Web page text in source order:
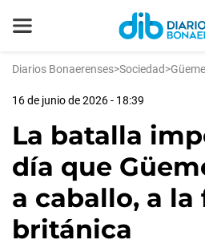
Diarios Bonaerenses>Sociedad>
16 de junio de 2026 - 18:39
La batalla
día que
a caballo, a la
británica